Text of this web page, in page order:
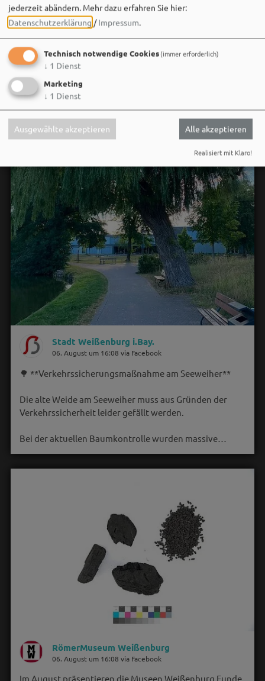
Stadt Weißenburg i.Bay.
06. August um 16:08 via Facebook
🌳 **Verkehrssicherungsmaßnahme am Seeweiher**
Die alte Weide am Seeweiher muss aus Gründen der
Verkehrssicherheit leider gefällt werden.
Bei der aktuellen Baumkontrolle wurden massive…
RömerMuseum Weißenburg
06. August um 16:08 via Facebook
Im August präsentieren die Museen Weißenburg Funde,
jederzeit abändern. Mehr dazu erfahren Sie hier:
Datenschutzerklärung /Impressum.
Technisch notwendige Cookies(immer erforderlich)
↓ 1 Dienst
Marketing
↓ 1 Dienst
Ausgewählte akzeptieren Alle akzeptieren
Realisiert mit Klaro!